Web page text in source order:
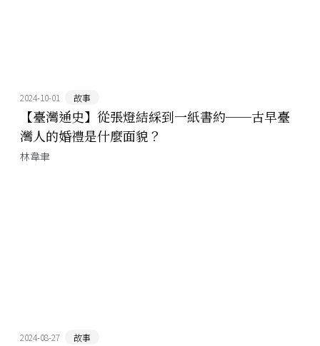
2024-10-01 故事
【臺灣通史】從張燈結綵到一紙書約──古早臺
灣人的婚禮是什麼面貌？
林韋聿
2024-08-27 故事